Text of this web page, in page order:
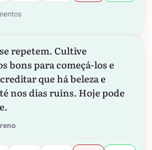
repetem. Cultive
bons para começá-los e
que há beleza e
nos dias ruins. Hoje pode